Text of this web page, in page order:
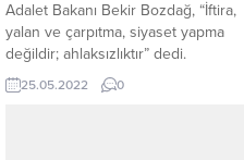
Adalet Bakanı Bekir Bozdağ, “İftira,
yalan ve çarpıtma, siyaset yapma
değildir; ahlaksızlıktır” dedi.
25.05.2022 0